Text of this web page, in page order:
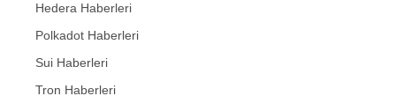
Hedera Haberleri
Polkadot Haberleri
Sui Haberleri
Tron Haberleri